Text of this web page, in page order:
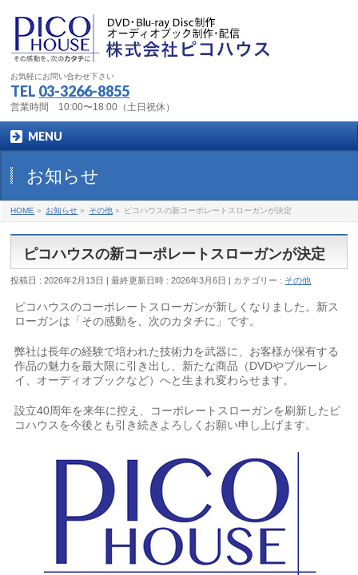
お気軽にお問い合わせ下さい
TEL 03-3266-8855
営業時間 10:00〜18:00（土日祝休）
MENU
お知らせ
HOME » お知らせ » その他 » ピコハウスの新コーポレートスローガンが決定
ピコハウスの新コーポレートスローガンが決定
投稿日 : 2026年2月13日 最終更新日時 : 2026年3月6日 カテゴリー : その他
ピコハウスのコーポレートスローガンが新しくなりました。新ス
ローガンは「その感動を、次のカタチに」です。
弊社は長年の経験で培われた技術力を武器に、お客様が保有する
作品の魅力を最大限に引き出し、新たな商品（DVDやブルーレ
イ、オーディオブックなど）へと生まれ変わらせます。
設立40周年を来年に控え、コーポレートスローガンを刷新したピ
コハウスを今後とも引き続きよろしくお願い申し上げます。